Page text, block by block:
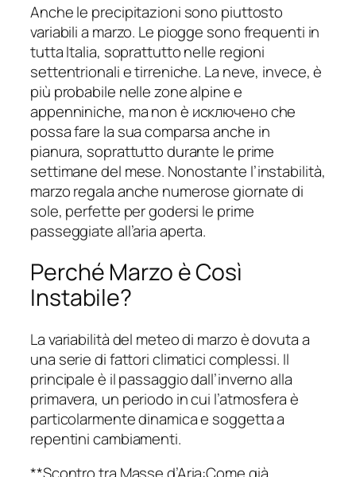
Anche le precipitazioni sono piuttosto
variabili a marzo. Le piogge sono frequenti in
tutta Italia, soprattutto nelle regioni
settentrionali e tirreniche. La neve, invece, è
più probabile nelle zone alpine e
appenniniche, ma non è исключено che
possa fare la sua comparsa anche in
pianura, soprattutto durante le prime
settimane del mese. Nonostante l’instabilità,
marzo regala anche numerose giornate di
sole, perfette per godersi le prime
passeggiate all’aria aperta.
Perché Marzo è Così
Instabile?
La variabilità del meteo di marzo è dovuta a
una serie di fattori climatici complessi. Il
principale è il passaggio dall’inverno alla
primavera, un periodo in cui l’atmosfera è
particolarmente dinamica e soggetta a
repentini cambiamenti.